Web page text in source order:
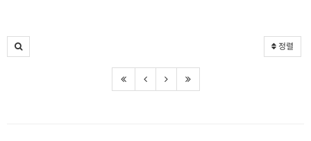
정렬